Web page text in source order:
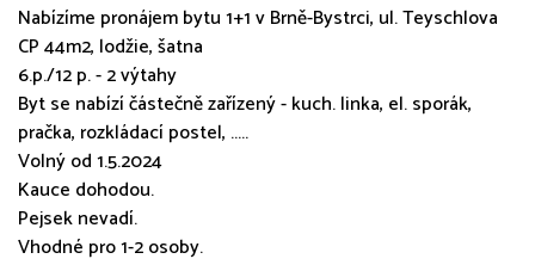
Nabízíme pronájem bytu 1+1 v Brně-Bystrci, ul. Teyschlova
CP 44m2, lodžie, šatna
6.p./12 p. - 2 výtahy
Byt se nabízí částečně zařízený - kuch. linka, el. sporák,
pračka, rozkládací postel, .....
Volný od 1.5.2024
Kauce dohodou.
Pejsek nevadí.
Vhodné pro 1-2 osoby.